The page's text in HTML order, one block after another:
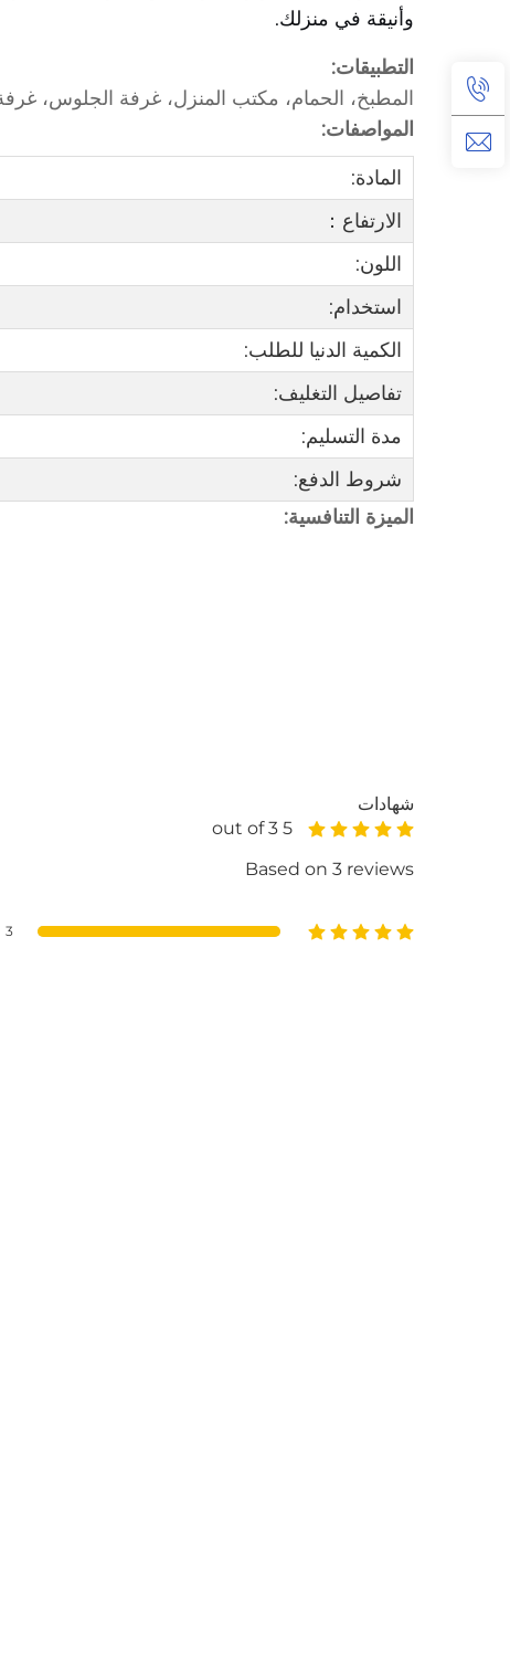
وأنيقة في منزلك.
التطبيقات:
المطبخ، الحمام، مكتب المنزل، غرفة الجلوس،
المواصفات:
المادة:
الارتفاع：
اللون:
استخدام:
الكمية الدنيا للطلب:
تفاصيل التغليف:
مدة التسليم:
شروط الدفع:
الميزة التنافسية:
شهادات
5 out of 3
Based on 3 reviews
3